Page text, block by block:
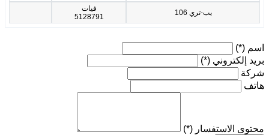
يب-تري 106
فيات
5128791
اسم (*)
بريد إلكتروني (*)
شركة
هاتف
محتوى الاستفسار (*)